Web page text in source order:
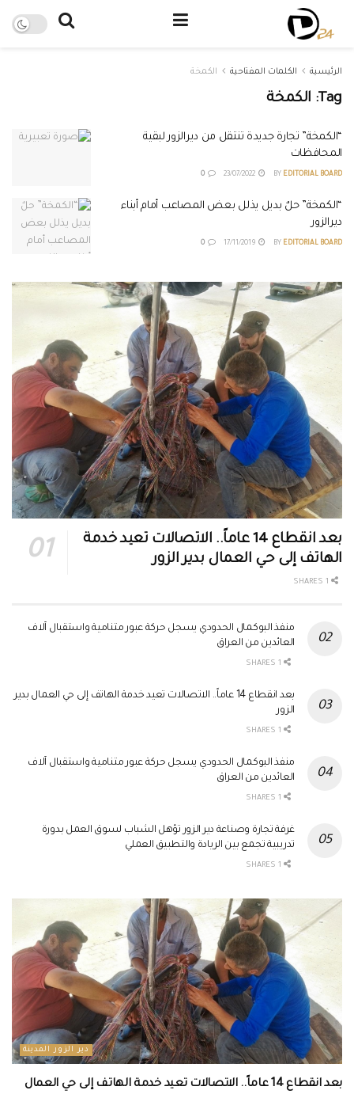
الرئيسية الكلمات المفتاحية الكمخة
Tag: الكمخة
“الكمخة” تجارة جديدة تنتقل من ديرالزور لبقية
المحافظات
BY EDITORIAL BOARD
“الكمخة” حلٌ بديل يذلل بعض المصاعب أمام أبناء
ديرالزور
BY EDITORIAL BOARD
بعد انقطاع 14 عاماً.. الاتصالات تعيد خدمة
الهاتف إلى حي العمال بدير الزور
منفذ البوكمال الحدودي يسجل حركة عبور متنامية واستقبال آلاف
العائدين من العراق
بعد انقطاع 14 عاماً.. الاتصالات تعيد خدمة الهاتف إلى حي العمال بدير
الزور
منفذ البوكمال الحدودي يسجل حركة عبور متنامية واستقبال آلاف
العائدين من العراق
غرفة تجارة وصناعة دير الزور تؤهل الشباب لسوق العمل بدورة
تدريبية تجمع بين الريادة والتطبيق العملي
دير الزور المدينة
بعد انقطاع 14 عاماً.. الاتصالات تعيد خدمة الهاتف إلى حي العمال